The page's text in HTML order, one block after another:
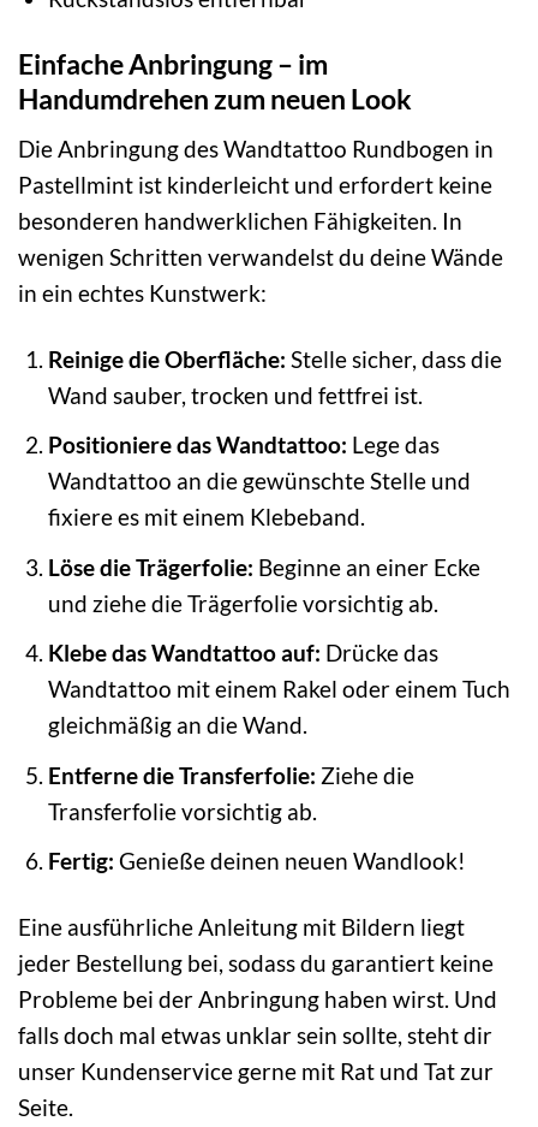
Einfache Anbringung – im
Handumdrehen zum neuen Look
Die Anbringung des Wandtattoo Rundbogen in
Pastellmint ist kinderleicht und erfordert keine
besonderen handwerklichen Fähigkeiten. In
wenigen Schritten verwandelst du deine Wände
in ein echtes Kunstwerk:
Reinige die Oberfläche: Stelle sicher, dass die
Wand sauber, trocken und fettfrei ist.
Positioniere das Wandtattoo: Lege das
Wandtattoo an die gewünschte Stelle und
fixiere es mit einem Klebeband.
Löse die Trägerfolie: Beginne an einer Ecke
und ziehe die Trägerfolie vorsichtig ab.
Klebe das Wandtattoo auf: Drücke das
Wandtattoo mit einem Rakel oder einem Tuch
gleichmäßig an die Wand.
Entferne die Transferfolie: Ziehe die
Transferfolie vorsichtig ab.
Fertig: Genieße deinen neuen Wandlook!
Eine ausführliche Anleitung mit Bildern liegt
jeder Bestellung bei, sodass du garantiert keine
Probleme bei der Anbringung haben wirst. Und
falls doch mal etwas unklar sein sollte, steht dir
unser Kundenservice gerne mit Rat und Tat zur
Seite.